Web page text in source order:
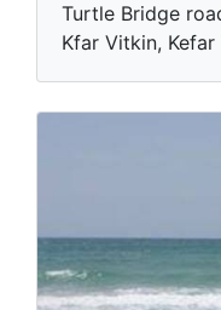
Turtle Bridge
Kfar Vitkin,